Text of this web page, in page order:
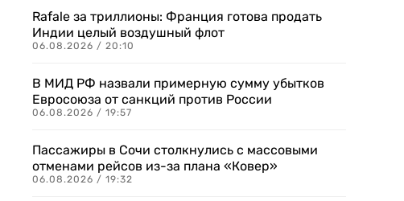
Rafale за триллионы: Франция готова продать
Индии целый воздушный флот
06.08.2026 / 20:10
В МИД РФ назвали примерную сумму убытков
Евросоюза от санкций против России
06.08.2026 / 19:57
Пассажиры в Сочи столкнулись с массовыми
отменами рейсов из-за плана «Ковер»
06.08.2026 / 19:32